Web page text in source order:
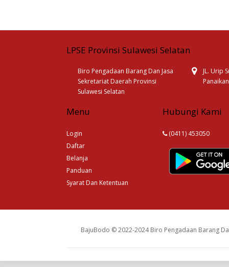
LPSE Provinsi Sulawesi Selatan
Biro Pengadaan Barang Dan Jasa
Sekretariat Daerah Provinsi
Sulawesi Selatan
JL. Urip
Menu
Login
Daftar
Belanja
Panduan
Syarat Dan Ketentuan
Hubungi Kami
(0411) 453050
BajuBodo © 2022-2024 Biro Pengadaan Barang